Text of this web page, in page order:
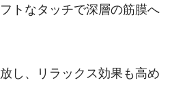
トなタッチで深層の筋膜へ
し、リラックス効果も高め